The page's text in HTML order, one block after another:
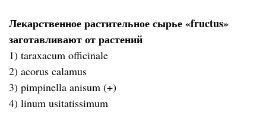
Лекарственное растительное сырье «fructus»
заготавливают от растений
1) taraxacum officinale
2) acorus calamus
3) pimpinella anisum (+)
4) linum usitatissimum